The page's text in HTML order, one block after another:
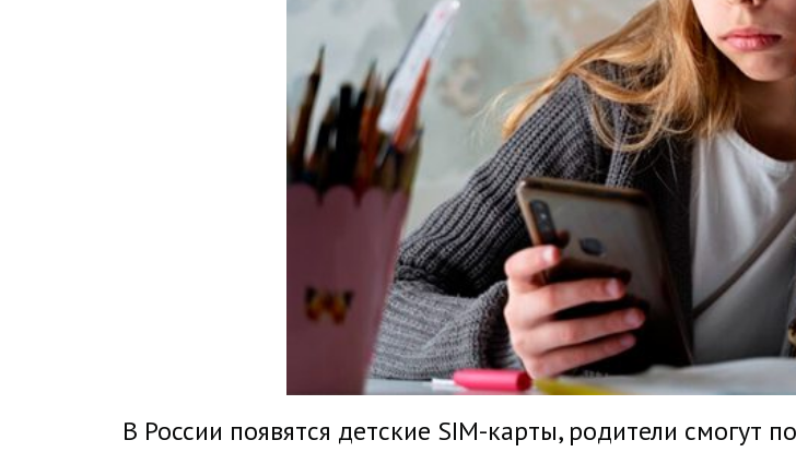
В России появятся детские SIM-карты, родители смогут